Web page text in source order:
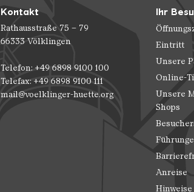
Kontakt
Rathausstraße 75 – 79
66333 Völklingen
Telefon: +49 6898 9100 100
Telefax: +49 6898 9100 111
mail@voelklinger-huette.org
Ihr
Eintritt
Unsere
Online-
Unsere
Shops
Anreise